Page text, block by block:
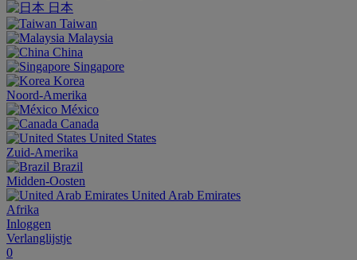
日本
Taiwan
Malaysia
China
Singapore
Korea
Noord-Amerika
México
Canada
United States
Zuid-Amerika
Brazil
Midden-Oosten
United Arab Emirates
Afrika
Inloggen
Verlanglijstje
0